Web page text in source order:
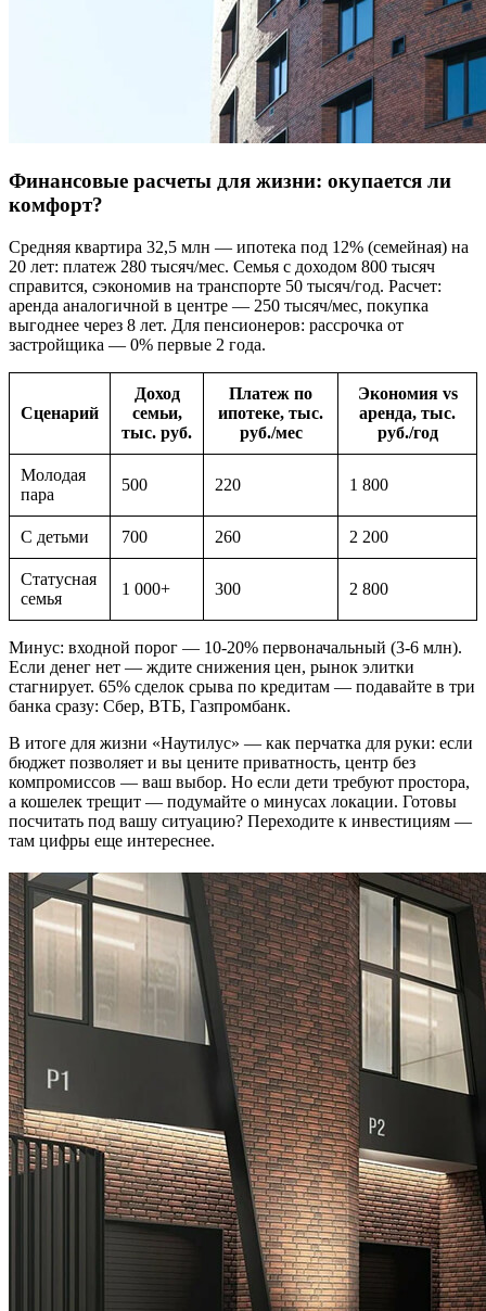
Финансовые расчеты для жизни: окупается ли
комфорт?
Средняя квартира 32,5 млн — ипотека под 12% (семейная) на
20 лет: платеж 280 тысяч/мес. Семья с доходом 800 тысяч
справится, сэкономив на транспорте 50 тысяч/год. Расчет:
аренда аналогичной в центре — 250 тысяч/мес, покупка
выгоднее через 8 лет. Для пенсионеров: рассрочка от
застройщика — 0% первые 2 года.
Сценарий
Доход
семьи,
тыс. руб.
Платеж по
ипотеке, тыс.
руб./мес
Экономия vs
аренда, тыс.
руб./год
Молодая
пара
500 220 1 800
С детьми 700 260 2 200
Статусная
семья
1 000+ 300 2 800
Минус: входной порог — 10-20% первоначальный (3-6 млн).
Если денег нет — ждите снижения цен, рынок элитки
стагнирует. 65% сделок срыва по кредитам — подавайте в три
банка сразу: Сбер, ВТБ, Газпромбанк.
В итоге для жизни «Наутилус» — как перчатка для руки: если
бюджет позволяет и вы цените приватность, центр без
компромиссов — ваш выбор. Но если дети требуют простора,
а кошелек трещит — подумайте о минусах локации. Готовы
посчитать под вашу ситуацию? Переходите к инвестициям —
там цифры еще интереснее.